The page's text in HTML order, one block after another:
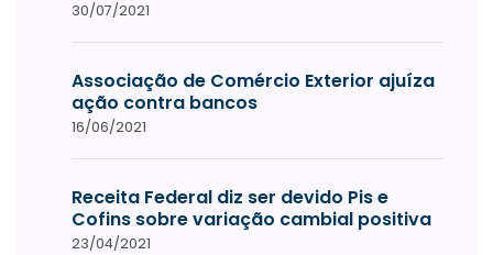
30/07/2021
Associação de Comércio Exterior ajuíza
ação contra bancos
16/06/2021
Receita Federal diz ser devido Pis e
Cofins sobre variação cambial positiva
23/04/2021